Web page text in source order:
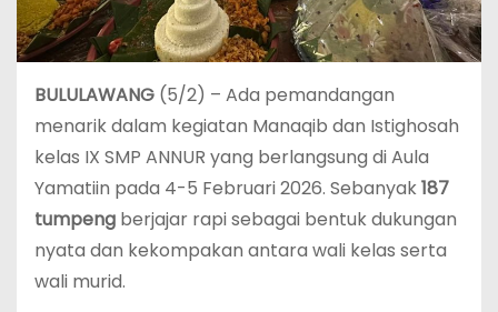
BULULAWANG (5/2) – Ada pemandangan
menarik dalam kegiatan Manaqib dan Istighosah
kelas IX SMP ANNUR yang berlangsung di Aula
Yamatiin pada 4-5 Februari 2026. Sebanyak187
tumpeng berjajar rapi sebagai bentuk dukungan
nyata dan kekompakan antara wali kelas serta
wali murid.